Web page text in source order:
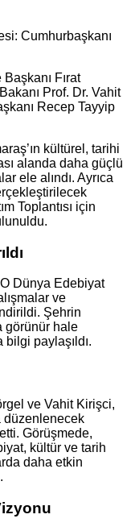
Cumhurbaşkanı
Fırat
Prof. Dr. Vahit
Recep Tayyip
kültürel, tarihi
alanda daha güçlü
ele alındı. Ayrıca
Toplantısı için
Dünya Edebiyat
ve
Şehrin
görünür hale
bilgi paylaşıldı.
ve Vahit Kirişci,
düzenlenecek
Görüşmede,
kültür ve tarih
daha etkin